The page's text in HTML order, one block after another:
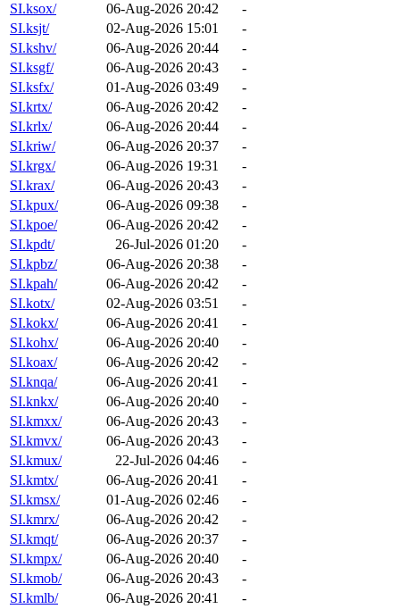
SI.ksox/
06-Aug-2026 20:42
-
SI.ksjt/
02-Aug-2026 15:01
-
SI.kshv/
06-Aug-2026 20:44
-
SI.ksgf/
06-Aug-2026 20:43
-
SI.ksfx/
01-Aug-2026 03:49
-
SI.krtx/
06-Aug-2026 20:42
-
SI.krlx/
06-Aug-2026 20:44
-
SI.kriw/
06-Aug-2026 20:37
-
SI.krgx/
06-Aug-2026 19:31
-
SI.krax/
06-Aug-2026 20:43
-
SI.kpux/
06-Aug-2026 09:38
-
SI.kpoe/
06-Aug-2026 20:42
-
SI.kpdt/
26-Jul-2026 01:20
-
SI.kpbz/
06-Aug-2026 20:38
-
SI.kpah/
06-Aug-2026 20:42
-
SI.kotx/
02-Aug-2026 03:51
-
SI.kokx/
06-Aug-2026 20:41
-
SI.kohx/
06-Aug-2026 20:40
-
SI.koax/
06-Aug-2026 20:42
-
SI.knqa/
06-Aug-2026 20:41
-
SI.knkx/
06-Aug-2026 20:40
-
SI.kmxx/
06-Aug-2026 20:43
-
SI.kmvx/
06-Aug-2026 20:43
-
SI.kmux/
22-Jul-2026 04:46
-
SI.kmtx/
06-Aug-2026 20:41
-
SI.kmsx/
01-Aug-2026 02:46
-
SI.kmrx/
06-Aug-2026 20:42
-
SI.kmqt/
06-Aug-2026 20:37
-
SI.kmpx/
06-Aug-2026 20:40
-
SI.kmob/
06-Aug-2026 20:43
-
SI.kmlb/
06-Aug-2026 20:41
-